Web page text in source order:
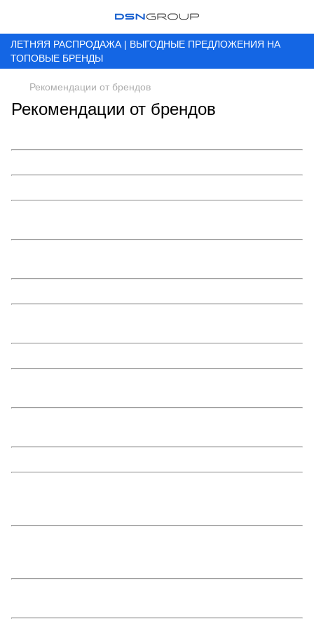
ЛЕТНЯЯ РАСПРОДАЖА | ВЫГОДНЫЕ ПРЕДЛОЖЕНИЯ НА
ТОПОВЫЕ БРЕНДЫ
Рекомендации от брендов
Рекомендации от брендов